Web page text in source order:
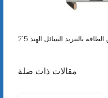
مقالات ذات صلة